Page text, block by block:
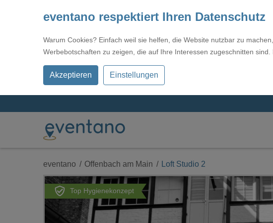
eventano respektiert Ihren Datenschutz
Warum Cookies? Einfach weil sie helfen, die Website nutzbar zu
Werbebotschaften zu zeigen, die auf Ihre Interessen zugeschnitten
Akzeptieren Einstellungen
eventano Offenbach am Main Loft Studio 2
Top Hygienekonzept